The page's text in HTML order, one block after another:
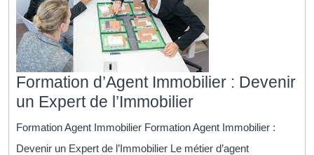
Formation d’Agent Immobilier : Devenir
un Expert de l’ImmobilierFormation
d’Agent
Immobilier
Formation Agent Immobilier Formation Agent Immobilier :
Devenir un Expert de l’Immobilier Le métier d’agent